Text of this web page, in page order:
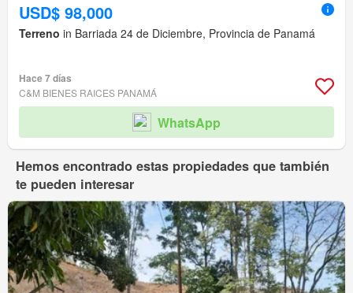
USD$ 98,000
Terreno in Barriada 24 de Diciembre, Provincia de Panamá
Hace 7 días
C&M BIENES RAICES PANAMÁ
WhatsApp
Hemos encontrado estas propiedades que también
te pueden interesar